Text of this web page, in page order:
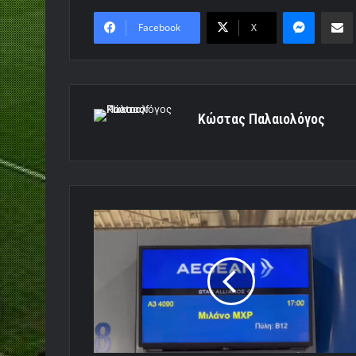
Facebook X
Κώστας Παλαιολόγος
Ολυμπιακός:
Προορισμός